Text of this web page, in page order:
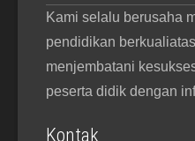
Kami selalu berusaha
pendidikan
menjembatani
peserta didik dengan
Kontak